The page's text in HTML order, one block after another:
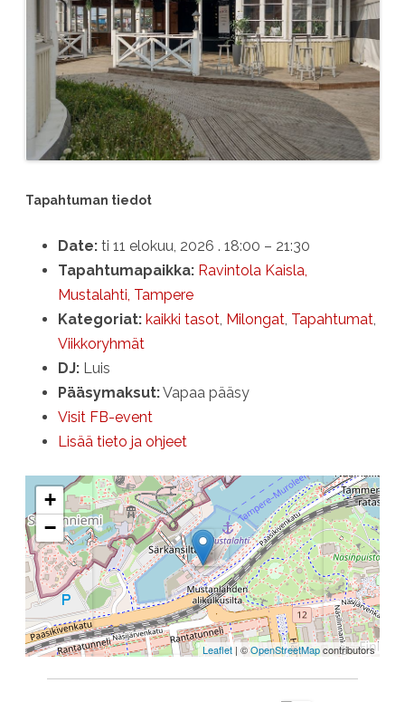
Tapahtuman tiedot
Date: ti 11 elokuu, 2026 . 18:00 – 21:30
Tapahtumapaikka: Ravintola Kaisla,
Mustalahti, Tampere
Kategoriat: kaikki tasot, Milongat, Tapahtumat,
Viikkoryhmät
DJ: Luis
Pääsymaksut:Vapaa pääsy
Visit FB-event
Lisää tieto ja ohjeet
+
−
Leaflet | ©OpenStreetMapcontributors